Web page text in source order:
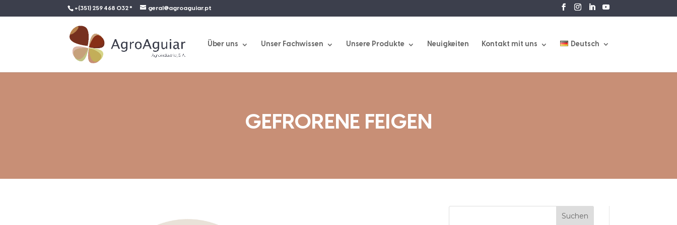
+(351) 259 468 032 * geral@agroaguiar.pt
Über uns Unser Fachwissen Unsere Produkte Neuigkeiten Kontakt mit uns Deutsch
GEFRORENE FEIGEN